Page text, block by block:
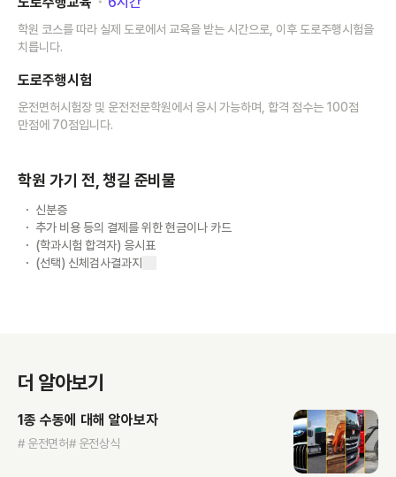
학원 코스를 따라 실제 도로에서 교육을 받는 시간으로, 이후 도로주행시험을
치릅니다.
도로주행시험
운전면허시험장 및 운전전문학원에서 응시 가능하며, 합격 점수는 100점
만점에 70점입니다.
학원 가기 전, 챙길 준비물
신분증
추가 비용 등의 결제를 위한 현금이나 카드
(학과시험 합격자) 응시표
(선택) 신체검사결과지
더 알아보기
1종 수동에 대해 알아보자
# 운전면허# 운전상식